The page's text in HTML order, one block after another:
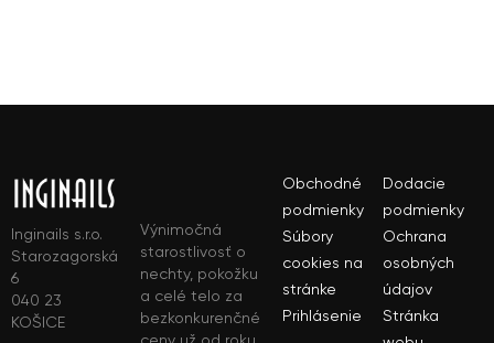
Inginails s.r.o.
Starozagorská
6
040 23
KOŠICE
Výnimočná
starostlivosť o
nechty, pokožku
a celé telo za
bezkonkurenčné
Obchodné
podmienky
Dodacie
podmienky
Súbory
cookies na
stránke
Ochrana
osobných
údajov
Prihlásenie
Stránka